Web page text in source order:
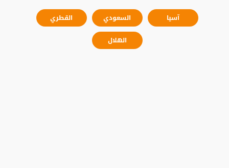
آسيا السعودي
القطري
الهلال